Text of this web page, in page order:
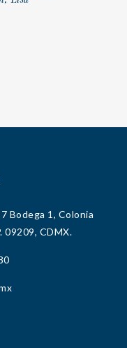
Bodega 1, Colonia
09209, CDMX.